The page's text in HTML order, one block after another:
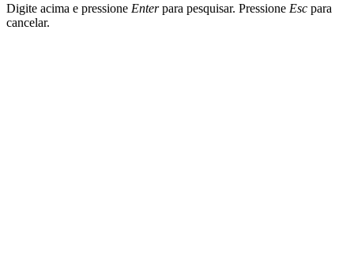
Digite acima e pressione Enterpara pesquisar. Pressione Esc para
cancelar.